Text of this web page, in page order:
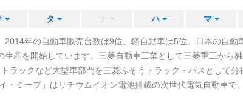
タ ハ マ
年の自動車販売台数は9位、軽自動車は5位。日本の自
産を開始しています。三菱自動車工業として三菱重工から
ラックなど大型車部門を三菱ふそうトラック・バスとして
・ミーブ」はリチウムイオン電池搭載の次世代電気自動車